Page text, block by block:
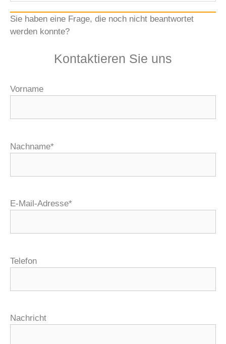
Sie haben eine Frage, die noch nicht beantwortet
werden konnte?
Kontaktieren Sie uns
Vorname
Nachname*
E-Mail-Adresse*
Telefon
Nachricht